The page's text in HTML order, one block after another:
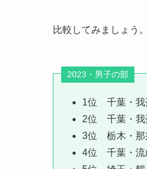
比較してみましょう。
2023・男子の部
1位 千葉・我
2位 千葉・我
3位 栃木・那
4位 千葉・流